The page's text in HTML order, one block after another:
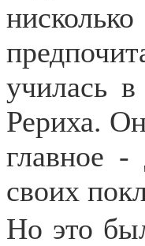
училась
Рериха.
главное -
своих
Но это